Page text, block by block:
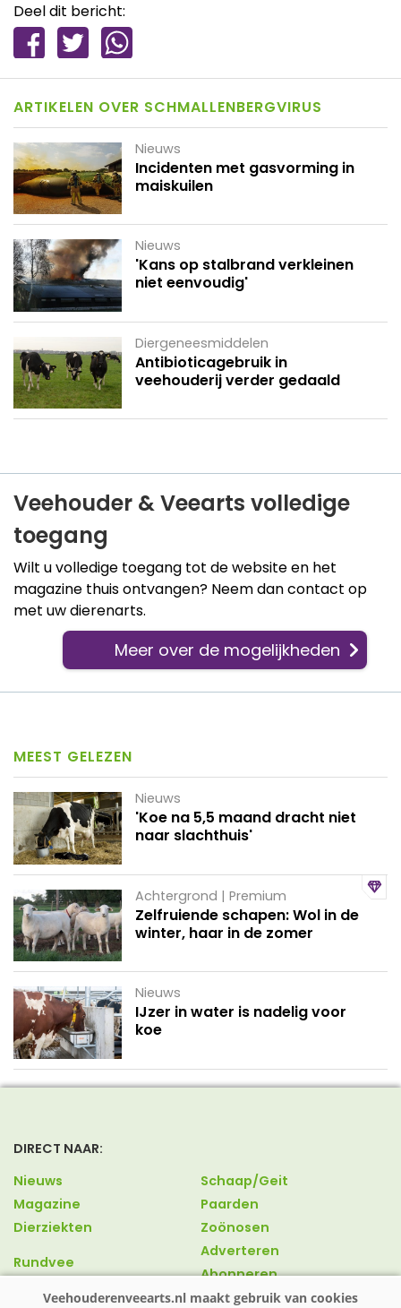
Deel dit bericht:
ARTIKELEN OVER SCHMALLENBERGVIRUS
Nieuws
Incidenten met gasvorming in
maiskuilen
Nieuws
'Kans op stalbrand verkleinen
niet eenvoudig'
Diergeneesmiddelen
Antibioticagebruik in
veehouderij verder gedaald
Veehouder & Veearts volledige
toegang
Wilt u volledige toegang tot de website en het
magazine thuis ontvangen? Neem dan contact op
met uw dierenarts.
Meer over de mogelijkheden
MEEST GELEZEN
Nieuws
'Koe na 5,5 maand dracht niet
naar slachthuis'
Achtergrond | Premium
Zelfruiende schapen: Wol in de
winter, haar in de zomer
Nieuws
IJzer in water is nadelig voor
koe
DIRECT NAAR:
Nieuws
Magazine
Dierziekten
Rundvee
Schaap/Geit
Paarden
Zoönosen
Adverteren
Abonneren
Over ons